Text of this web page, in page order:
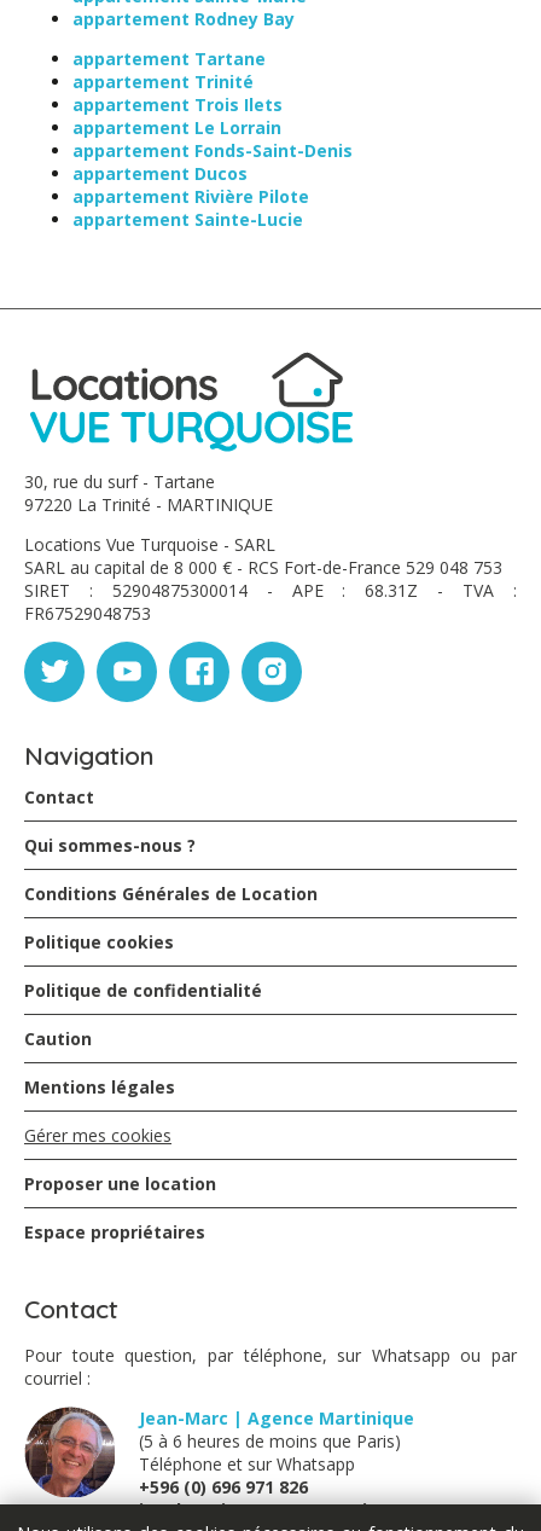
appartement Rodney Bay
appartement Tartane
appartement Trinité
appartement Trois Ilets
appartement Le Lorrain
appartement Fonds-Saint-Denis
appartement Ducos
appartement Rivière Pilote
appartement Sainte-Lucie
30, rue du surf - Tartane
97220 La Trinité - MARTINIQUE
Locations Vue Turquoise - SARL
SARL au capital de 8 000 € - RCS Fort-de-France 529 048 753
SIRET : 52904875300014 - APE : 68.31Z - TVA :
FR67529048753
Navigation
Contact
Qui sommes-nous ?
Conditions Générales de Location
Politique cookies
Politique de confidentialité
Caution
Mentions légales
Gérer mes cookies
Proposer une location
Espace propriétaires
Contact
Pour toute question, par téléphone, sur Whatsapp ou par
courriel :
Jean-Marc | Agence Martinique
(5 à 6 heures de moins que Paris)
Téléphone et sur Whatsapp
+596 (0) 696 971 826
jm@locations-vue-turquoise.com